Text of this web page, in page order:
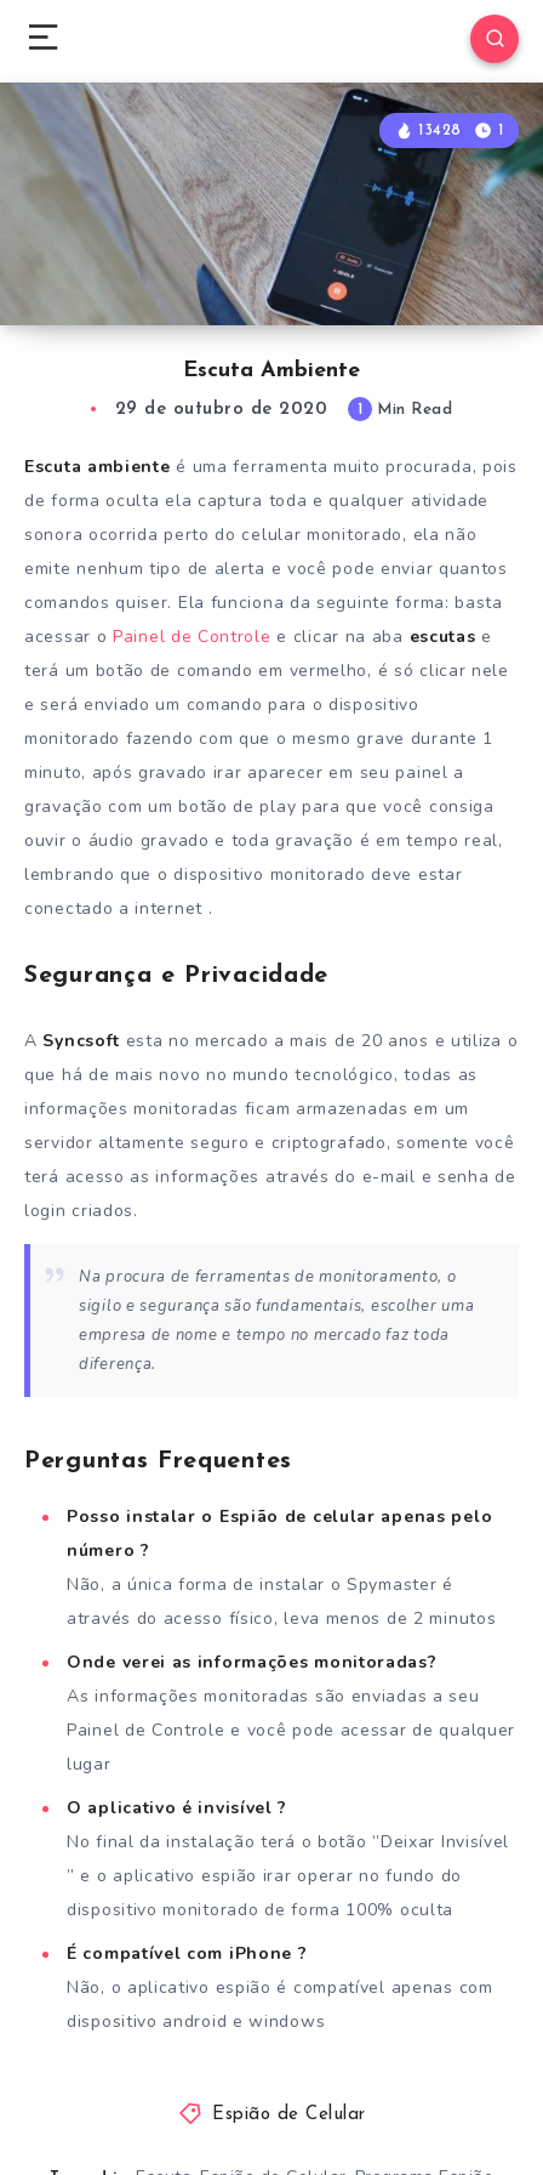
Escuta Ambiente
13428 1
29 de outubro de 2020 1 Min Read
Escuta ambiente é uma ferramenta muito procurada, pois
de forma oculta ela captura toda e qualquer atividade
sonora ocorrida perto do celular monitorado, ela não
emite nenhum tipo de alerta e você pode enviar quantos
comandos quiser. Ela funciona da seguinte forma: basta
acessar o Painel de Controle e clicar na aba escutas e
terá um botão de comando em vermelho, é só clicar nele
e será enviado um comando para o dispositivo
monitorado fazendo com que o mesmo grave durante 1
minuto, após gravado irar aparecer em seu painel a
gravação com um botão de play para que você consiga
ouvir o áudio gravado e toda gravação é em tempo real,
lembrando que o dispositivo monitorado deve estar
conectado a internet .
Segurança e Privacidade
A Syncsoft esta no mercado a mais de 20 anos e utiliza o
que há de mais novo no mundo tecnológico, todas as
informações monitoradas ficam armazenadas em um
servidor altamente seguro e criptografado, somente você
terá acesso as informações através do e-mail e senha de
login criados.
Na procura de ferramentas de monitoramento, o
sigilo e segurança são fundamentais, escolher uma
empresa de nome e tempo no mercado faz toda
diferença.
Perguntas Frequentes
Posso instalar o Espião de celular apenas pelo
número ?
Não, a única forma de instalar o Spymaster é
através do acesso físico, leva menos de 2 minutos
Onde verei as informações monitoradas?
As informações monitoradas são enviadas a seu
Painel de Controle e você pode acessar de qualquer
lugar
O aplicativo é invisível ?
No final da instalação terá o botão ”Deixar Invisível
” e o aplicativo espião irar operar no fundo do
dispositivo monitorado de forma 100% oculta
É compatível com iPhone ?
Não, o aplicativo espião é compatível apenas com
dispositivo android e windows
Espião de Celular